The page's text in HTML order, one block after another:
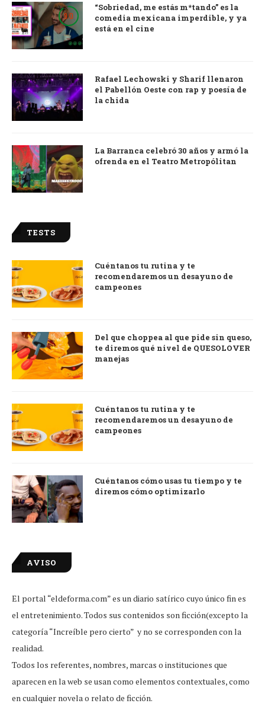
9.0
“Sobriedad, me estás m*tando” es la
comedia mexicana imperdible, y ya
está en el cine
Rafael Lechowski y Sharif llenaron
el Pabellón Oeste con rap y poesía de
la chida
La Barranca celebró 30 años y armó la
ofrenda en el Teatro Metropólitan
TESTS
Cuéntanos tu rutina y te
recomendaremos un desayuno de
campeones
Del que choppea al que pide sin queso,
te diremos qué nivel de QUESOLOVER
manejas
Cuéntanos tu rutina y te
recomendaremos un desayuno de
campeones
Cuéntanos cómo usas tu tiempo y te
diremos cómo optimizarlo
AVISO
El portal “eldeforma.com” es un diario satírico cuyo único fin es
el entretenimiento. Todos sus contenidos son ficción(excepto la
categoría “Increíble pero cierto” y no se corresponden con la
realidad.
Todos los referentes, nombres, marcas o instituciones que
aparecen en la web se usan como elementos contextuales, como
en cualquier novela o relato de ficción.